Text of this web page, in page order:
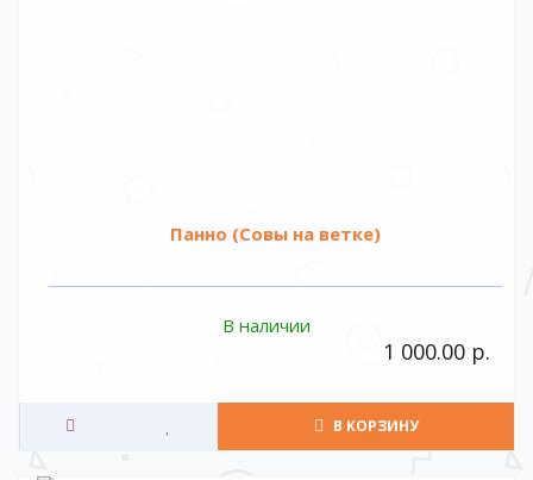
Панно (Совы на ветке)
В наличии
1 000.00 р.
В КОРЗИНУ